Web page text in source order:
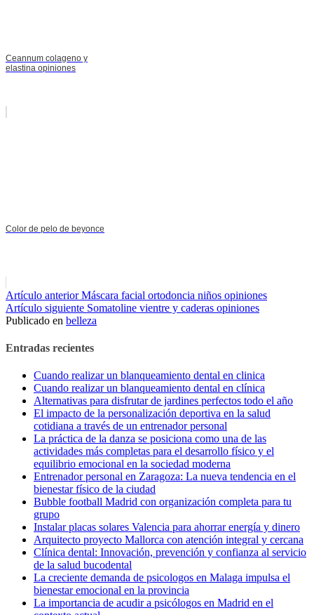
Ceannum colageno y
elastina opiniones
Color de pelo de beyonce
Seguir
leyendo
Artículo anteriorMáscara facial ortodoncia niños opiniones
Artículo siguiente Somatoline vientre y caderas opiniones
Publicado en belleza
Entradas recientes
Cuando realizar un blanqueamiento dental en clinica
Cuando realizar un blanqueamiento dental en clínica
Alternativas para disfrutar de jardines perfectos todo el año
El impacto de la personalización deportiva en la salud
cotidiana a través de un entrenador personal
La práctica de la danza se posiciona como una de las
actividades más completas para el desarrollo físico y el
equilibrio emocional en la sociedad moderna
Entrenador personal en Zaragoza: La nueva tendencia en el
bienestar físico de la ciudad
Bubble football Madrid con organización completa para tu
grupo
Instalar placas solares Valencia para ahorrar energía y dinero
Arquitecto proyecto Mallorca con atención integral y cercana
Clínica dental: Innovación, prevención y confianza al servicio
de la salud bucodental
La creciente demanda de psicologos en Malaga impulsa el
bienestar emocional en la provincia
La importancia de acudir a psicólogos en Madrid en el